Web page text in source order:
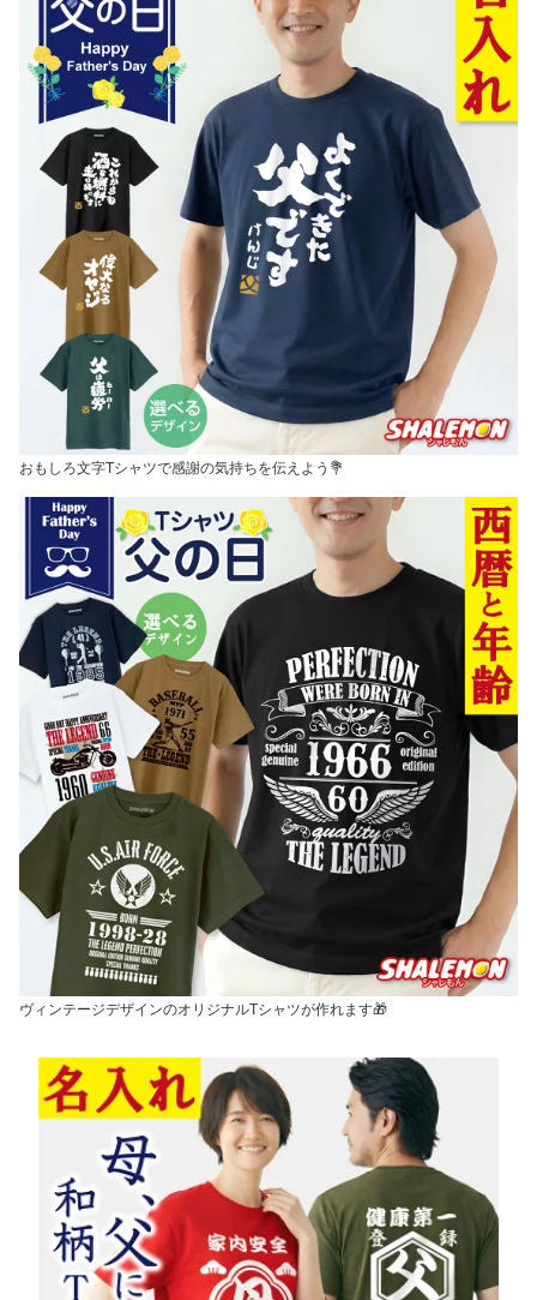
おもしろ文字Tシャツで感謝の気持ちを伝えよう💐
ヴィンテージデザインのオリジナルTシャツが作れます🎁